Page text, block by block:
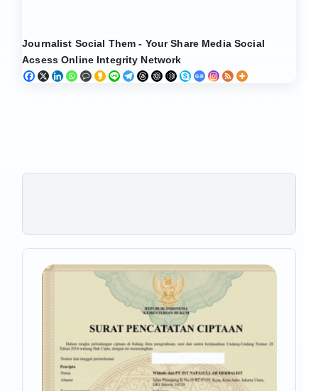
Journalist Social Them - Your Share Media Social
Acsess Online Integrity Network